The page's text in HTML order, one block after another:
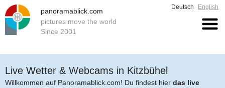
panoramablick.com
pictures move the world
Since 2001
Deutsch English
Live Wetter & Webcams in Kitzbühel
Willkommen auf Panoramablick.com! Du findest hier das live